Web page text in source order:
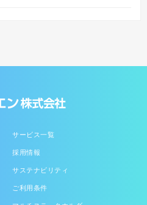
サービス一覧
採用情報
サステナビリティ
ご利用条件